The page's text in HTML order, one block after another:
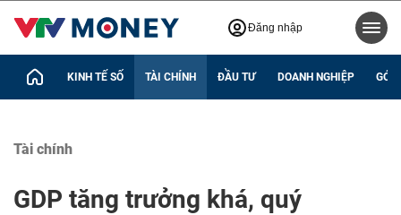
Đăng nhập
KINH TẾ SỐ TÀI CHÍNH ĐẦU TƯ DOANH NGHIỆP GÓC
Tài chính
GDP tăng trưởng khá, quý